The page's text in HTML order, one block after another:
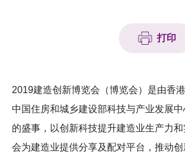
科技分享
会籍
打印
2019建造创新博览会（博览会）是由香
中国住房和城乡建设部科技与产业发展
的盛事，以创新科技提升建造业生产力
会为建造业提供分享及配对平台，推动